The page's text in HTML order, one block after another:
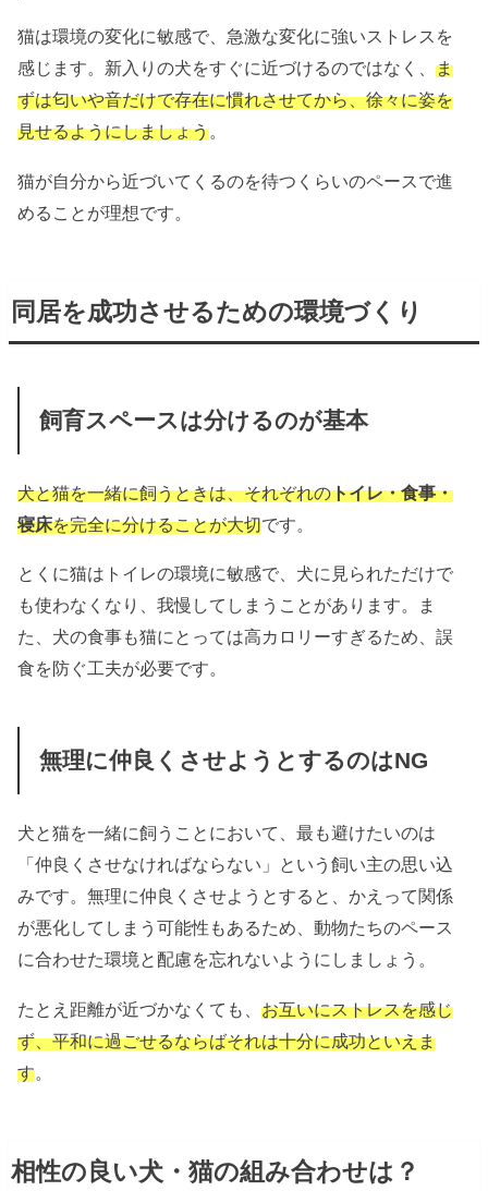
猫は環境の変化に敏感で、急激な変化に強いストレスを
感じます。新入りの犬をすぐに近づけるのではなく、ま
ずは匂いや音だけで存在に慣れさせてから、徐々に姿を
見せるようにしましょう。
猫が自分から近づいてくるのを待つくらいのペースで進
めることが理想です。
同居を成功させるための環境づくり
飼育スペースは分けるのが基本
犬と猫を一緒に飼うときは、それぞれのトイレ・食事・
寝床を完全に分けることが大切です。
とくに猫はトイレの環境に敏感で、犬に見られただけで
も使わなくなり、我慢してしまうことがあります。ま
た、犬の食事も猫にとっては高カロリーすぎるため、誤
食を防ぐ工夫が必要です。
無理に仲良くさせようとするのはNG
犬と猫を一緒に飼うことにおいて、最も避けたいのは
「仲良くさせなければならない」という飼い主の思い込
みです。無理に仲良くさせようとすると、かえって関係
が悪化してしまう可能性もあるため、動物たちのペース
に合わせた環境と配慮を忘れないようにしましょう。
たとえ距離が近づかなくても、お互いにストレスを感じ
ず、平和に過ごせるならばそれは十分に成功といえま
す。
相性の良い犬・猫の組み合わせは？